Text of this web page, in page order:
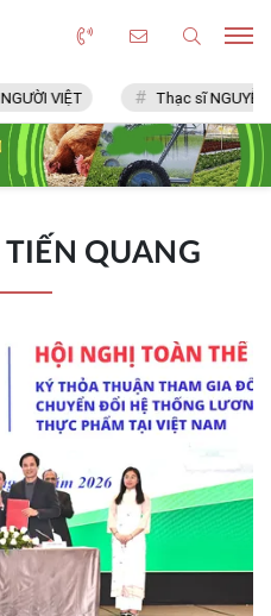
VIỆT Thạc sĩ NGUYỄN
TIẾN QUANG